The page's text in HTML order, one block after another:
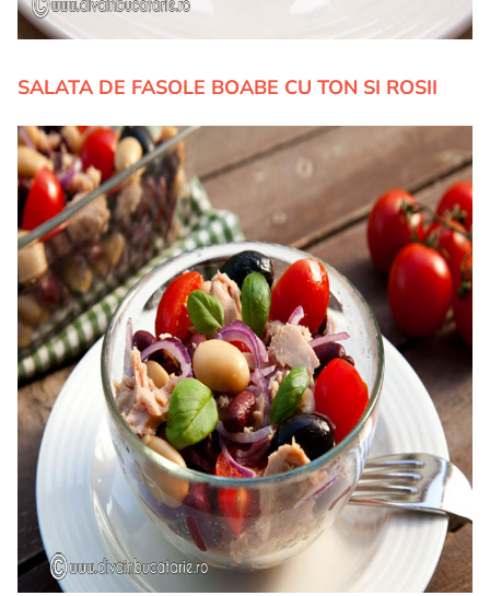
SALATA DE FASOLE BOABE CU TON SI ROSII